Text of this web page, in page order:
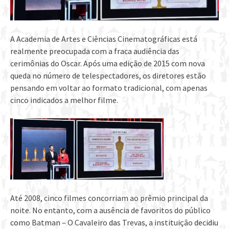
A Academia de Artes e Ciências Cinematográficas está
realmente preocupada com a fraca audiência das
cerimônias do Oscar. Após uma edição de 2015 com nova
queda no número de telespectadores, os diretores estão
pensando em voltar ao formato tradicional, com apenas
cinco indicados a melhor filme.
Até 2008, cinco filmes concorriam ao prêmio principal da
noite. No entanto, com a ausência de favoritos do público
como Batman – O Cavaleiro das Trevas, a instituição decidiu